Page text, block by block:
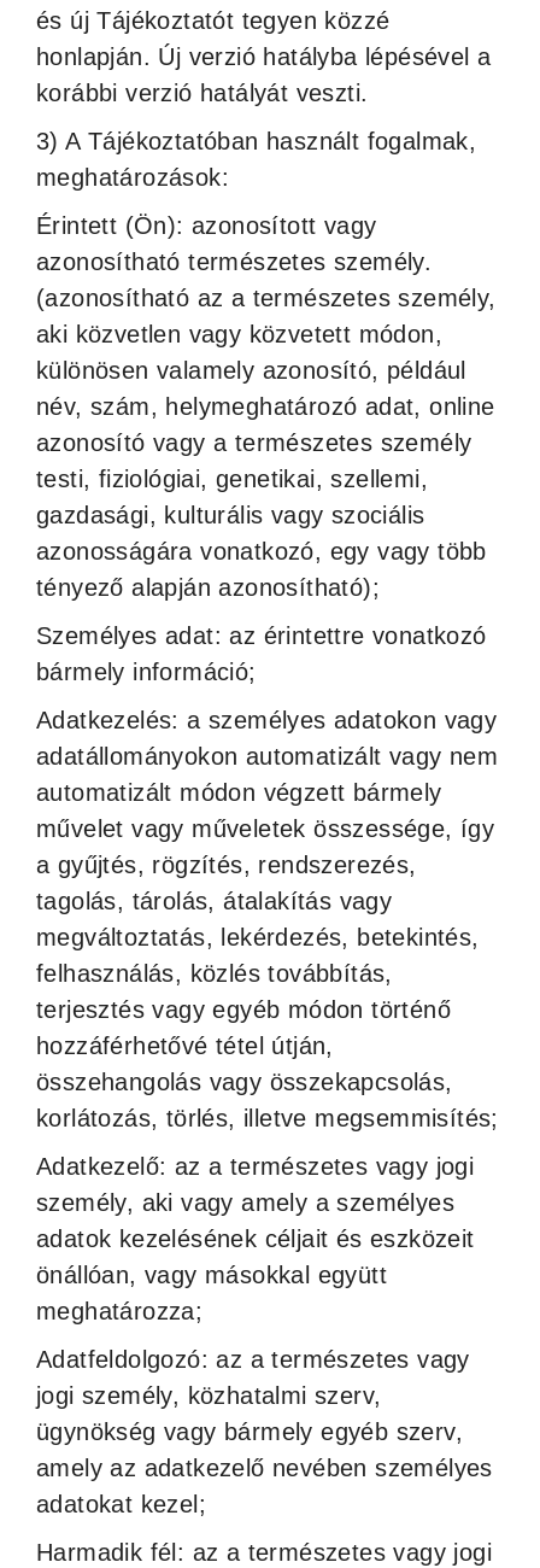
és új Tájékoztatót tegyen közzé
honlapján. Új verzió hatályba lépésével a
korábbi verzió hatályát veszti.
3) A Tájékoztatóban használt fogalmak,
meghatározások:
Érintett (Ön): azonosított vagy
azonosítható természetes személy.
(azonosítható az a természetes személy,
aki közvetlen vagy közvetett módon,
különösen valamely azonosító, például
név, szám, helymeghatározó adat, online
azonosító vagy a természetes személy
testi, fiziológiai, genetikai, szellemi,
gazdasági, kulturális vagy szociális
azonosságára vonatkozó, egy vagy több
tényező alapján azonosítható);
Személyes adat: az érintettre vonatkozó
bármely információ;
Adatkezelés: a személyes adatokon vagy
adatállományokon automatizált vagy nem
automatizált módon végzett bármely
művelet vagy műveletek összessége, így
a gyűjtés, rögzítés, rendszerezés,
tagolás, tárolás, átalakítás vagy
megváltoztatás, lekérdezés, betekintés,
felhasználás, közlés továbbítás,
terjesztés vagy egyéb módon történő
hozzáférhetővé tétel útján,
összehangolás vagy összekapcsolás,
korlátozás, törlés, illetve megsemmisítés;
Adatkezelő: az a természetes vagy jogi
személy, aki vagy amely a személyes
adatok kezelésének céljait és eszközeit
önállóan, vagy másokkal együtt
meghatározza;
Adatfeldolgozó: az a természetes vagy
jogi személy, közhatalmi szerv,
ügynökség vagy bármely egyéb szerv,
amely az adatkezelő nevében személyes
adatokat kezel;
Harmadik fél: az a természetes vagy jogi